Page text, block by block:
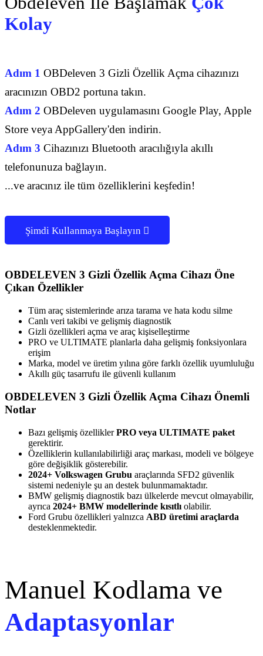
Kolay
Adım 1 OBDeleven 3 Gizli Özellik Açma cihazınızı
aracınızın OBD2 portuna takın.
Adım 2 OBDeleven uygulamasını Google Play, Apple
Store veya AppGallery'den indirin.
Adım 3 Cihazınızı Bluetooth aracılığıyla akıllı
telefonunuza bağlayın.
...ve aracınız ile tüm özelliklerini keşfedin!
Şimdi Kullanmaya Başlayın 
OBDELEVEN 3 Gizli Özellik Açma Cihazı Öne
Çıkan Özellikler
Tüm araç sistemlerinde arıza tarama ve hata kodu silme
Canlı veri takibi ve gelişmiş diagnostik
Gizli özellikleri açma ve araç kişiselleştirme
PRO ve ULTIMATE planlarla daha gelişmiş fonksiyonlara
erişim
Marka, model ve üretim yılına göre farklı özellik uyumluluğu
Akıllı güç tasarrufu ile güvenli kullanım
OBDELEVEN 3 Gizli Özellik Açma Cihazı Önemli
Notlar
Bazı gelişmiş özelliklerPRO veya ULTIMATE paket
gerektirir.
Özelliklerin kullanılabilirliği araç markası, modeli ve bölgeye
göre değişiklik gösterebilir.
2024+ Volkswagen Grubu araçlarında SFD2 güvenlik
sistemi nedeniyle şu an destek bulunmamaktadır.
BMW gelişmiş diagnostik bazı ülkelerde mevcut olmayabilir,
ayrıca 2024+ BMW modellerinde kısıtlı olabilir.
Ford Grubu özellikleri yalnızca ABD üretimi araçlarda
desteklenmektedir.
Manuel Kodlama ve
Adaptasyonlar